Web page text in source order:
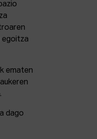
egoitza
ematen
dago